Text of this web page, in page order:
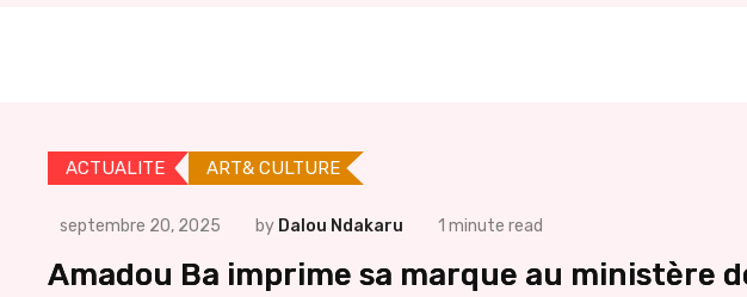
ACTUALITE ART& CULTURE
septembre 20, 2025 by Dalou Ndakaru 1 minute read
Amadou Ba imprime sa marque au ministère